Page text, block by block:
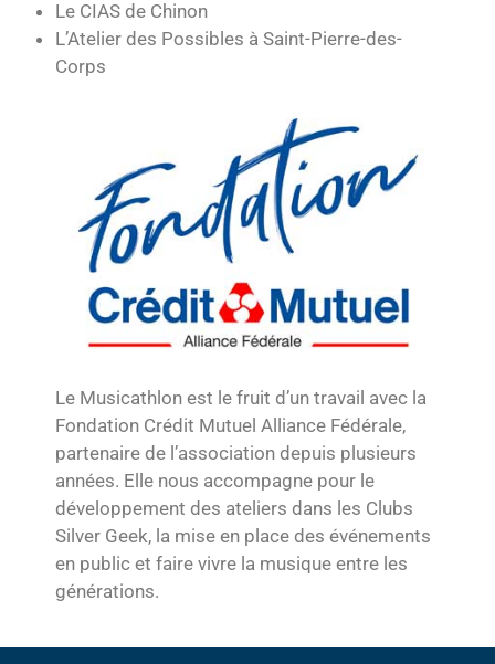
Le CIAS de Chinon
L’Atelier des Possibles à Saint-Pierre-des-
Corps
Le Musicathlon est le fruit d’un travail avec la
Fondation Crédit Mutuel Alliance Fédérale,
partenaire de l’association depuis plusieurs
années. Elle nous accompagne pour le
développement des ateliers dans les Clubs
Silver Geek, la mise en place des événements
en public et faire vivre la musique entre les
générations.